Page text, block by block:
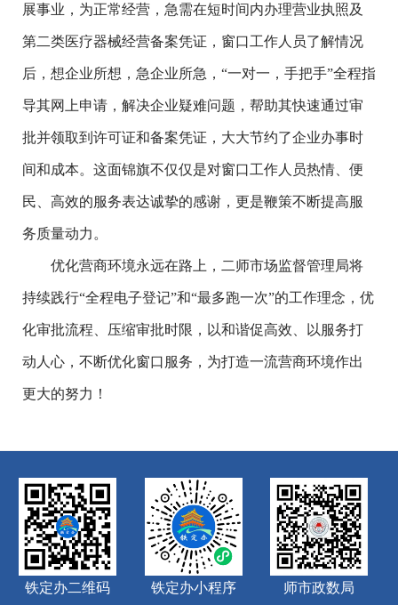
展事业，为正常经营，急需在短时间内办理营业执照及
第二类医疗器械经营备案凭证，窗口工作人员了解情况
后，想企业所想，急企业所急，“一对一，手把手”全程指
导其网上申请，解决企业疑难问题，帮助其快速通过审
批并领取到许可证和备案凭证，大大节约了企业办事时
间和成本。这面锦旗不仅仅是对窗口工作人员热情、便
民、高效的服务表达诚挚的感谢，更是鞭策不断提高服
务质量动力。
优化营商环境永远在路上，二师市场监督管理局将
持续践行“全程电子登记”和“最多跑一次”的工作理念，优
化审批流程、压缩审批时限，以和谐促高效、以服务打
动人心，不断优化窗口服务，为打造一流营商环境作出
更大的努力！
铁定办二维码 铁定办小程序
师市政数局